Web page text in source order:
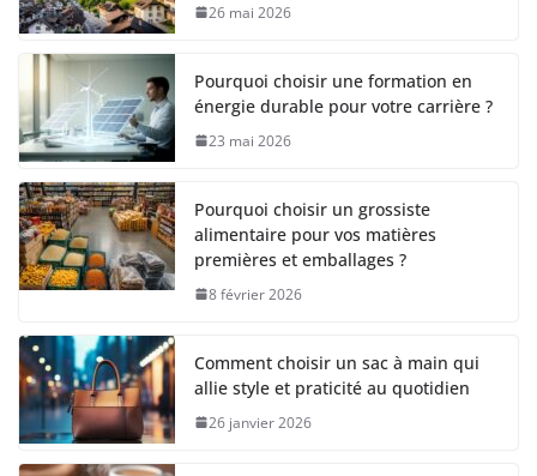
26 mai 2026
Pourquoi choisir une formation en
énergie durable pour votre carrière ?
23 mai 2026
Pourquoi choisir un grossiste
alimentaire pour vos matières
premières et emballages ?
8 février 2026
Comment choisir un sac à main qui
allie style et praticité au quotidien
26 janvier 2026